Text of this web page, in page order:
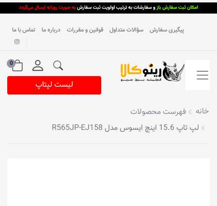
پیگیری سفارش سؤالات متداول قوانین و مقررات درباره ما تماس با ما
0
لیست لپتاپ
خانه
فهرست محصولات
لپ تاپ 15.6 اینچ ایسوس مدل R565JP-EJ158